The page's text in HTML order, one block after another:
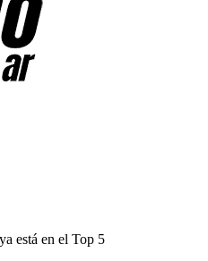
está en el Top 5